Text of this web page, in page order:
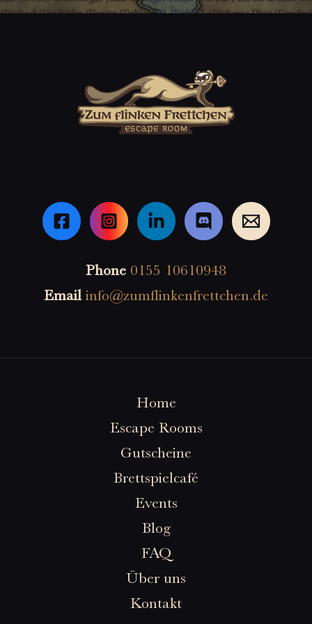
Phone 0155 10610948
Email info@zumflinkenfrettchen.de
Home
Escape Rooms
Gutscheine
Brettspielcafé
Events
Blog
FAQ
Über uns
Kontakt